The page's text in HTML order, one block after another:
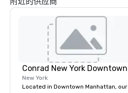
Conrad New York Downtown
New York
Located in Downtown Manhattan, our